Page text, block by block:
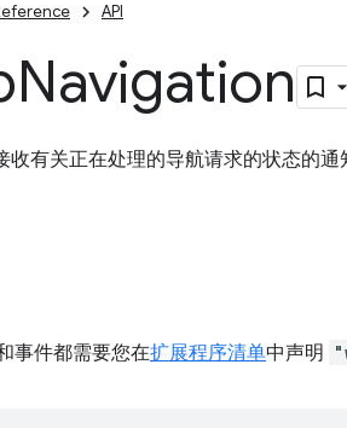
API
Navigation
收有关正在处理的导航请求的状态的通
事件都需要您在扩展程序清单中声明